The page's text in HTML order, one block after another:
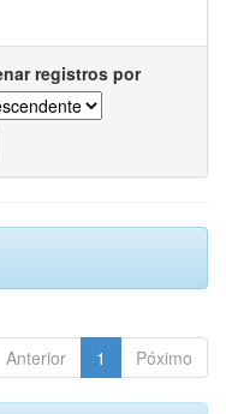
registros por
Anterior 1 Póximo